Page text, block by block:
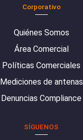
Corporativo
Quiénes Somos
Área Comercial
Políticas Comerciales
Mediciones de antenas
Denuncias Compliance
SÍGUENOS